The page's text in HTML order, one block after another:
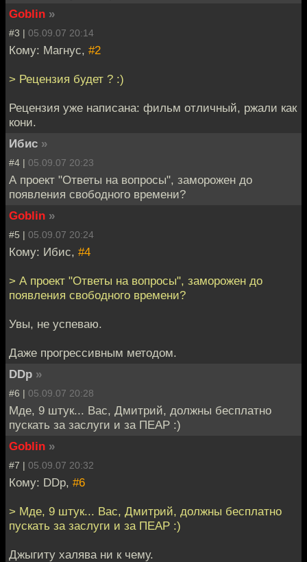
Goblin »
#3 | 05.09.07 20:14
Кому: Магнус, #2
> Рецензия будет ? :)
Рецензия уже написана: фильм отличный, ржали как
кони.
Ибис »
#4 | 05.09.07 20:23
А проект "Ответы на вопросы", заморожен до
появления свободного времени?
Goblin »
#5 | 05.09.07 20:24
Кому: Ибис, #4
> А проект "Ответы на вопросы", заморожен до
появления свободного времени?
Увы, не успеваю.
Даже прогрессивным методом.
DDp »
#6 | 05.09.07 20:28
Мде, 9 штук... Вас, Дмитрий, должны бесплатно
пускать за заслуги и за ПЕАР :)
Goblin »
#7 | 05.09.07 20:32
Кому: DDp, #6
> Мде, 9 штук... Вас, Дмитрий, должны бесплатно
пускать за заслуги и за ПЕАР :)
Джыгиту халява ни к чему.